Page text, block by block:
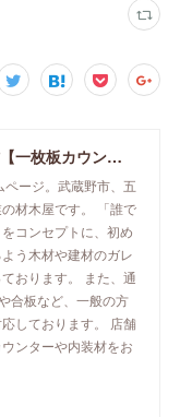
東京・吉祥寺の勝又木材【一枚板カウンター】
ージ。武蔵野市、五
材木屋です。 「誰で
コンセプトに、初め
う木材や建材のガレ
おります。 また、通
合板など、一般の方
しております。 店舗
ンターや内装材をお